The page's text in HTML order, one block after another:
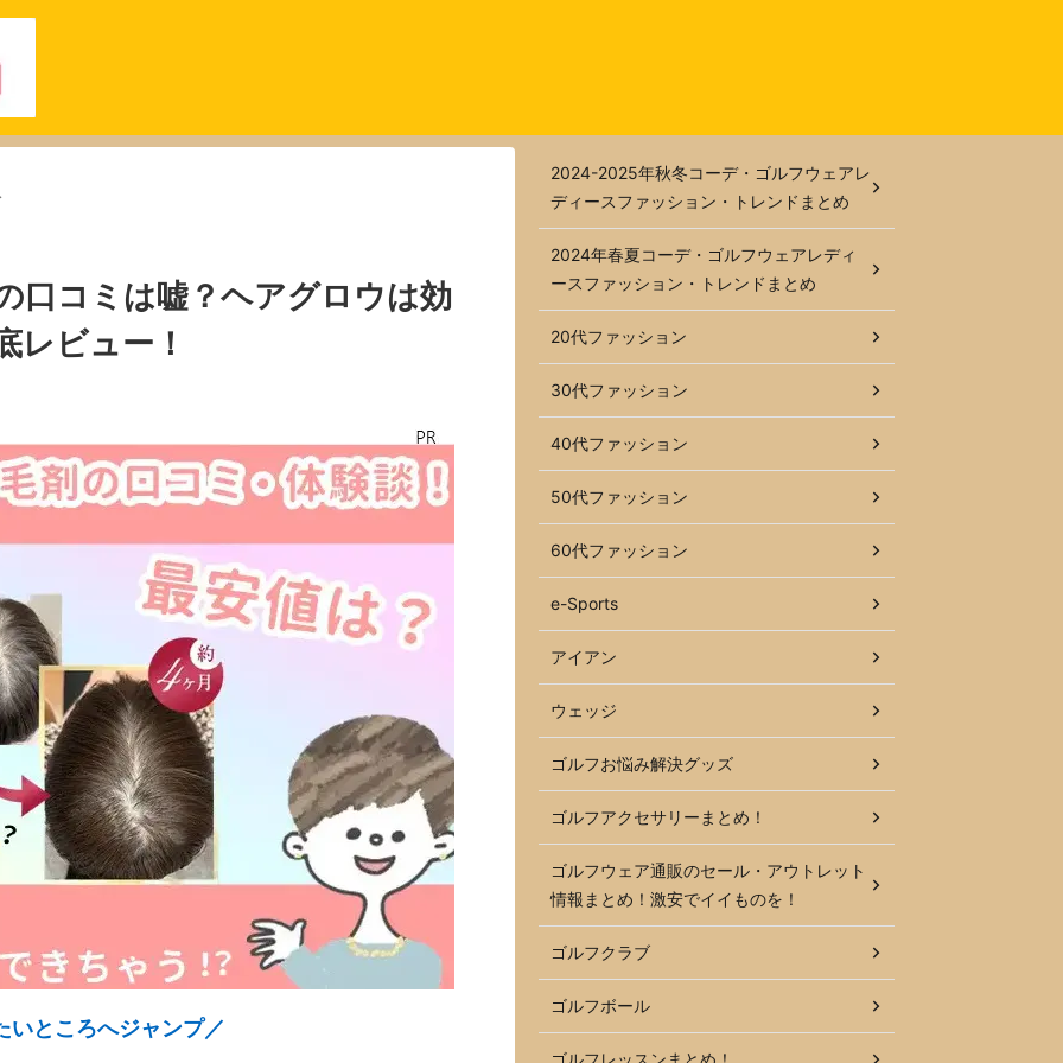
口コミは嘘？ヘアグロウは効
レビュー！
いところへジャンプ／
2024-2025年秋冬コーデ・ゴルフウェアレ
ディースファッション・トレンドまとめ
2024年春夏コーデ・ゴルフウェアレディ
ースファッション・トレンドまとめ
20代ファッション
30代ファッション
40代ファッション
50代ファッション
60代ファッション
e-Sports
アイアン
ウェッジ
ゴルフお悩み解決グッズ
ゴルフアクセサリーまとめ！
ゴルフウェア通販のセール・アウトレット
情報まとめ！激安でイイものを！
ゴルフクラブ
ゴルフボール
ゴルフレッスンまとめ！